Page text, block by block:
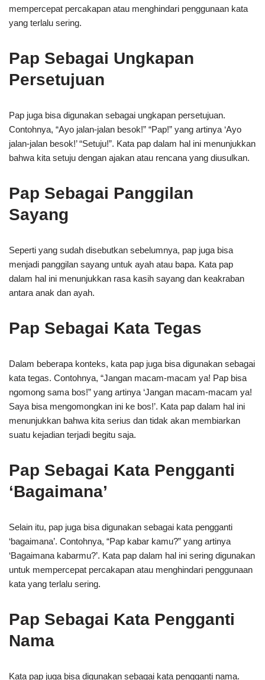
mempercepat percakapan atau menghindari penggunaan kata
yang terlalu sering.
Pap Sebagai Ungkapan
Persetujuan
Pap juga bisa digunakan sebagai ungkapan persetujuan.
Contohnya, “Ayo jalan-jalan besok!” “Pap!” yang artinya ‘Ayo
jalan-jalan besok!’ “Setuju!”. Kata pap dalam hal ini menunjukkan
bahwa kita setuju dengan ajakan atau rencana yang diusulkan.
Pap Sebagai Panggilan
Sayang
Seperti yang sudah disebutkan sebelumnya, pap juga bisa
menjadi panggilan sayang untuk ayah atau bapa. Kata pap
dalam hal ini menunjukkan rasa kasih sayang dan keakraban
antara anak dan ayah.
Pap Sebagai Kata Tegas
Dalam beberapa konteks, kata pap juga bisa digunakan sebagai
kata tegas. Contohnya, “Jangan macam-macam ya! Pap bisa
ngomong sama bos!” yang artinya ‘Jangan macam-macam ya!
Saya bisa mengomongkan ini ke bos!’. Kata pap dalam hal ini
menunjukkan bahwa kita serius dan tidak akan membiarkan
suatu kejadian terjadi begitu saja.
Pap Sebagai Kata Pengganti
‘Bagaimana’
Selain itu, pap juga bisa digunakan sebagai kata pengganti
‘bagaimana’. Contohnya, “Pap kabar kamu?” yang artinya
‘Bagaimana kabarmu?’. Kata pap dalam hal ini sering digunakan
untuk mempercepat percakapan atau menghindari penggunaan
kata yang terlalu sering.
Pap Sebagai Kata Pengganti
Nama
Kata pap juga bisa digunakan sebagai kata pengganti nama.